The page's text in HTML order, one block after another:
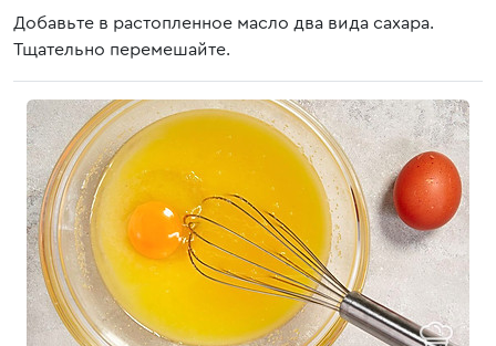
Добавьте в растопленное масло два вида сахара.
Тщательно перемешайте.